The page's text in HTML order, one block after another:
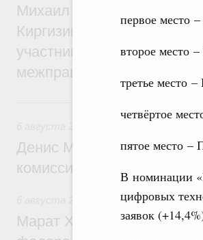
первое место
второе место
третье место
четвёртое
пятое место –
В номинации
цифровых
заявок
Михаил Мишустин принял
Киргизии Садыра
участников заседания
межправительственного
Денис Мантуров провёл
комиссии по
Регулирование в
Марат Хуснуллин: Более